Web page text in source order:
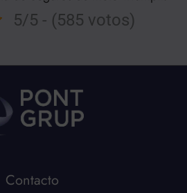
5/5 - (585 votos)
Contacto